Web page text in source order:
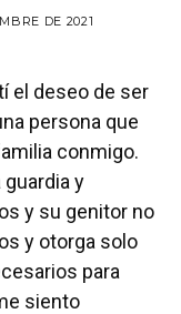
DE 2021
el deseo de ser
persona que
conmigo.
y
y su genitor no
y otorga solo
para
siento